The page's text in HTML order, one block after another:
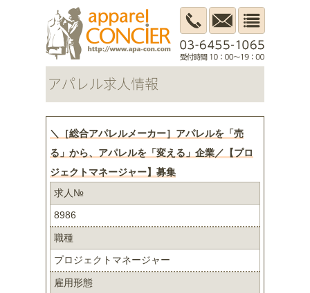
＼［総合アパレルメーカー］アパレルを「売
る」から、アパレルを「変える」企業／【プロ
ジェクトマネージャー】募集
求人№
8986
職種
プロジェクトマネージャー
雇用形態